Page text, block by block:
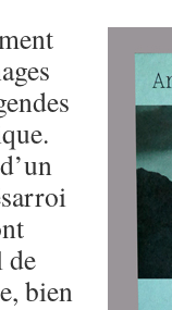
de
bien